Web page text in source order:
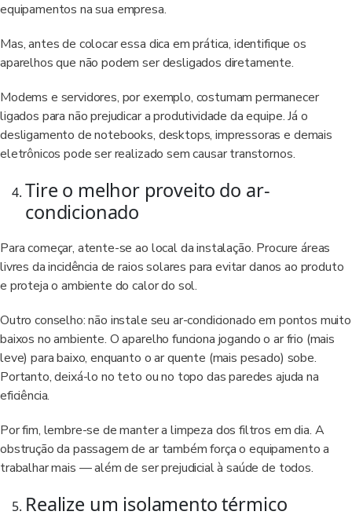
equipamentos na sua empresa.
Mas, antes de colocar essa dica em prática, identifique os
aparelhos que não podem ser desligados diretamente.
Modems e servidores, por exemplo, costumam permanecer
ligados para não prejudicar a produtividade da equipe. Já o
desligamento de notebooks, desktops, impressoras e demais
eletrônicos pode ser realizado sem causar transtornos.
Tire o melhor proveito do ar-
condicionado
Para começar, atente-se ao local da instalação. Procure áreas
livres da incidência de raios solares para evitar danos ao produto
e proteja o ambiente do calor do sol.
Outro conselho: não instale seu ar-condicionado em pontos muito
baixos no ambiente. O aparelho funciona jogando o ar frio (mais
leve) para baixo, enquanto o ar quente (mais pesado) sobe.
Portanto, deixá-lo no teto ou no topo das paredes ajuda na
eficiência.
Por fim, lembre-se de manter a limpeza dos filtros em dia. A
obstrução da passagem de ar também força o equipamento a
trabalhar mais — além de ser prejudicial à saúde de todos.
Realize um isolamento térmico